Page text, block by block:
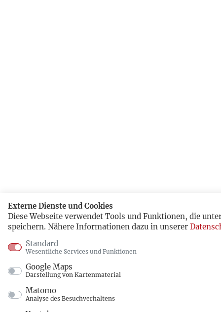
Externe Dienste und Cookies
Diese Webseite verwendet Tools und Funktionen, die
speichern. Nähere Informationen dazu in unserer
Standard
Wesentliche Services und Funktionen
Google Maps
Darstellung von Kartenmaterial
Matomo
Analyse des Besuchverhaltens